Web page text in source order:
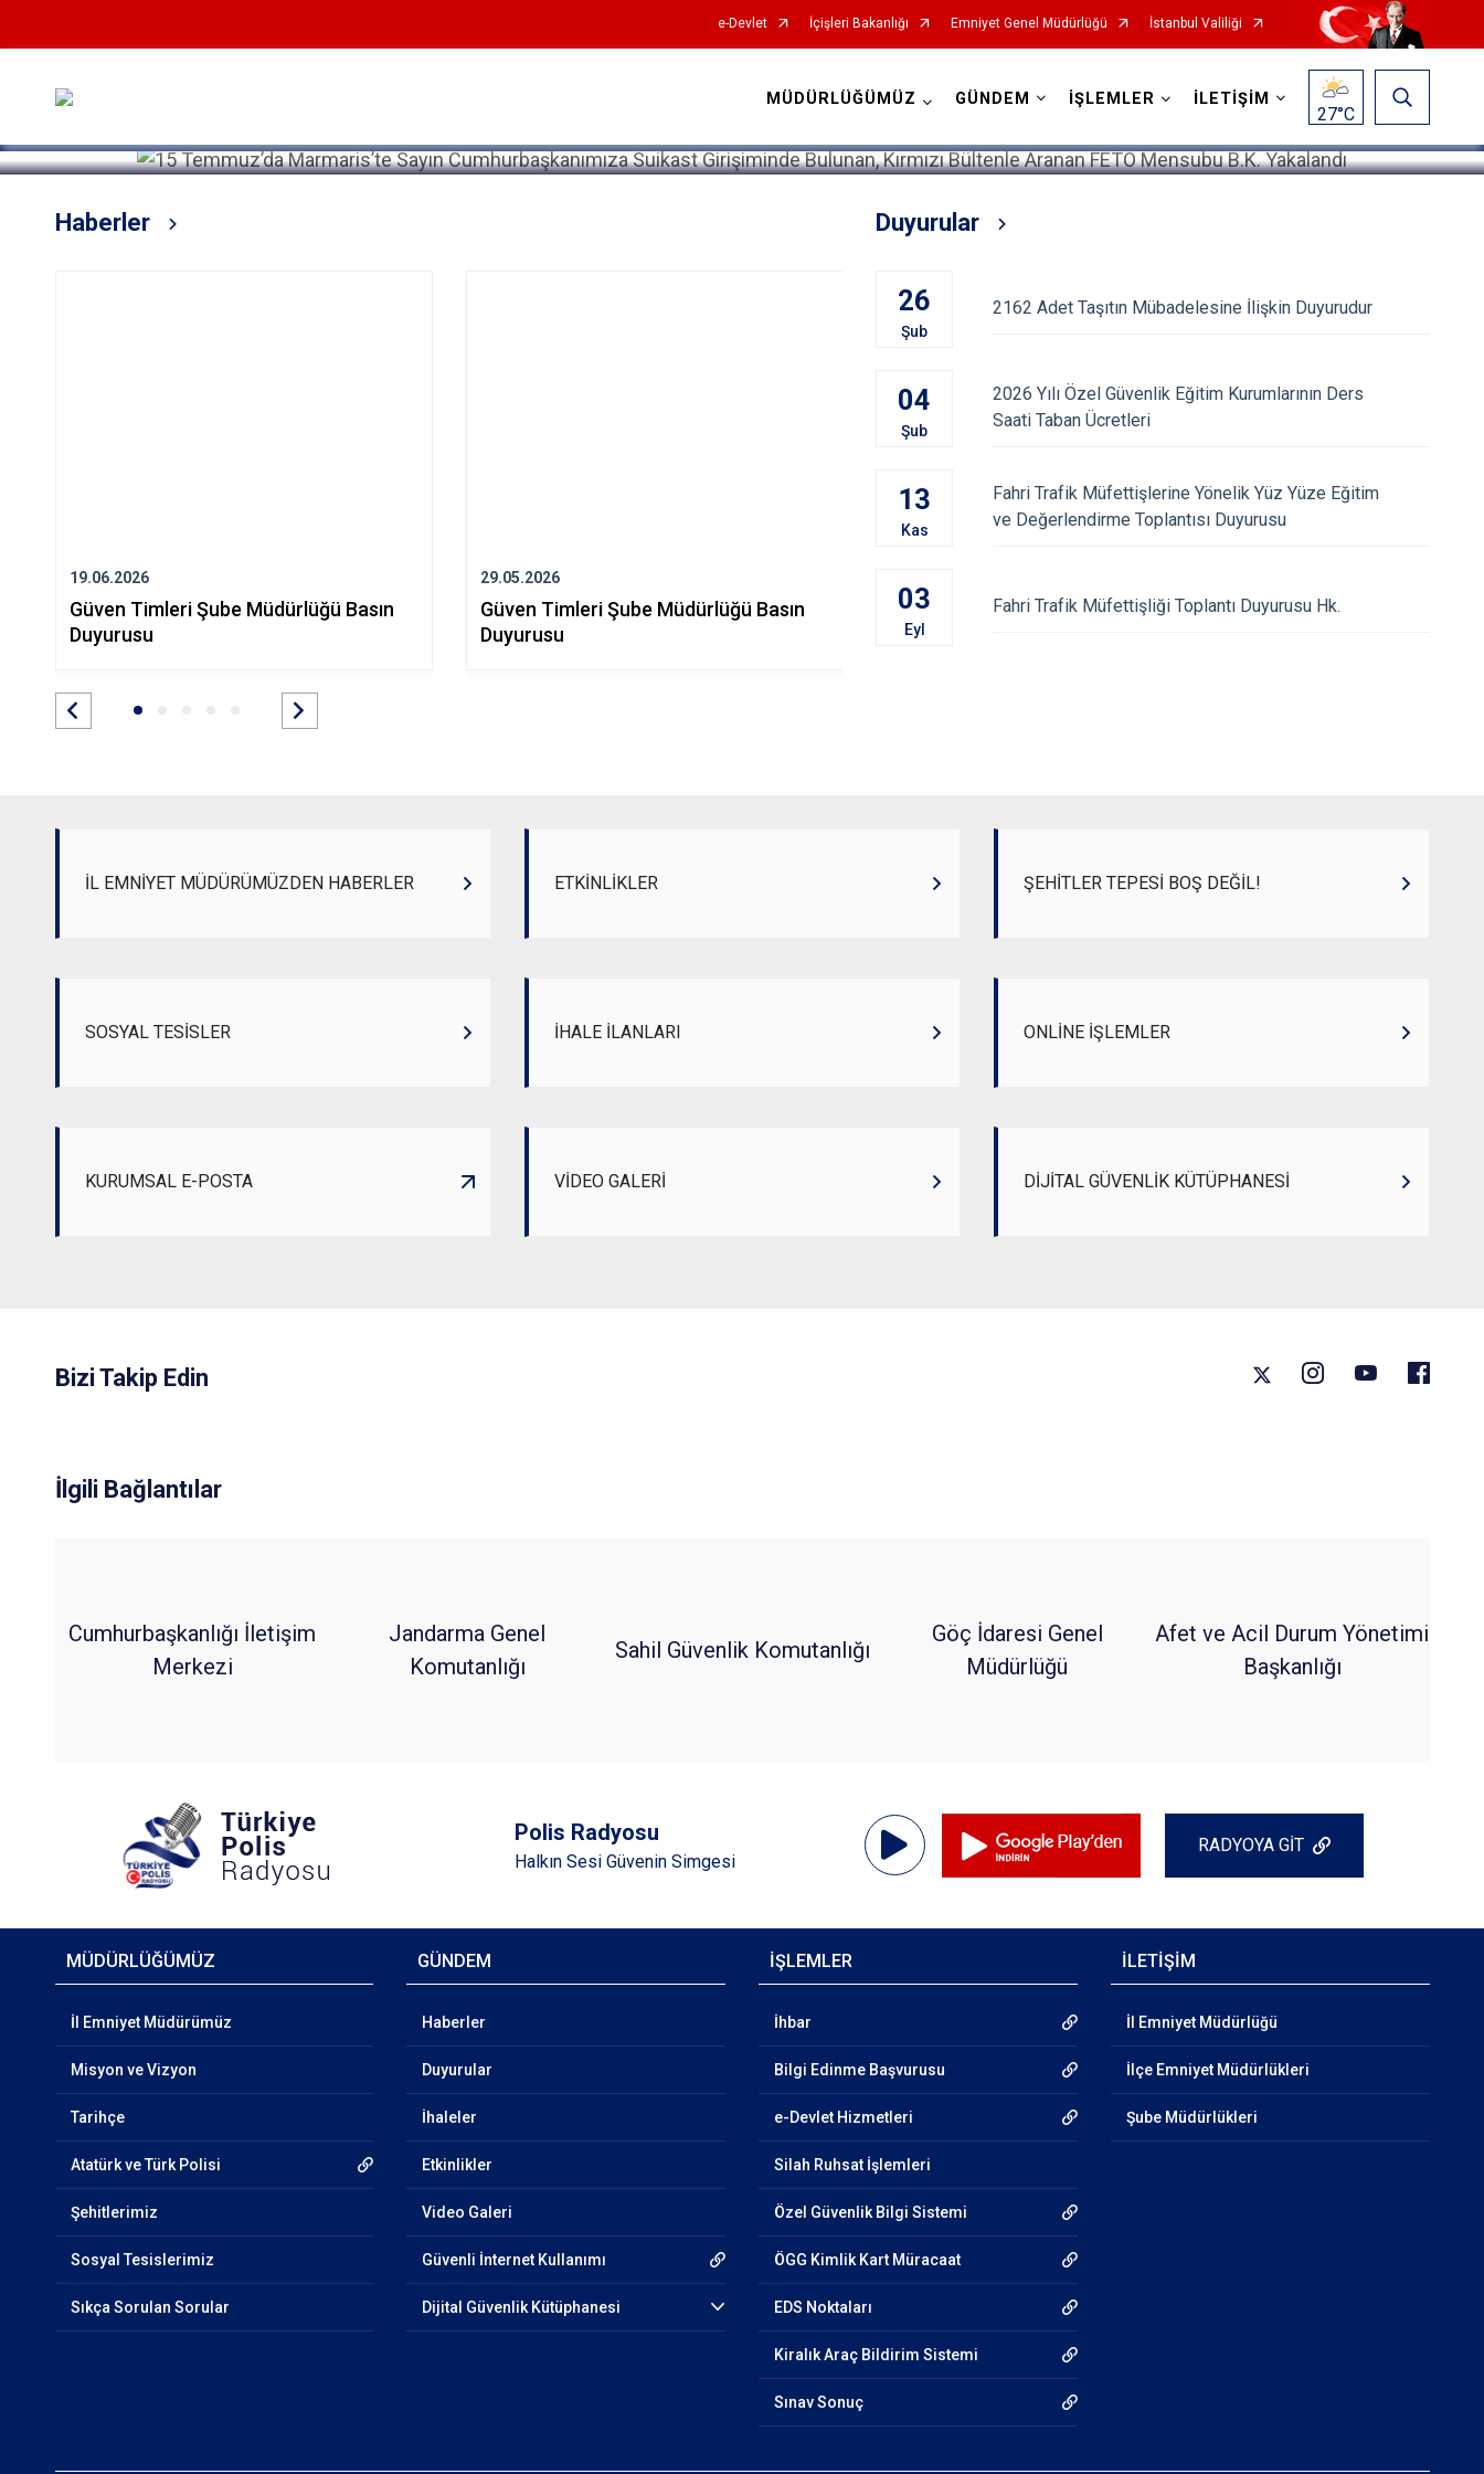
e-Devlet İçişleri Bakanlığı Emniyet Genel Müdürlüğü İstanbul Valiliği
MÜDÜRLÜĞÜMÜZ GÜNDEM İŞLEMLER İLETİŞİM
27°C
Haberler
19.06.2026
Güven Timleri Şube Müdürlüğü Basın
Duyurusu
29.05.2026
Güven Timleri Şube Müdürlüğü Basın
Duyurusu
Güven Timleri Şube Müdürlüğü Basın
Duyurusu
Güven Timleri Şube
Duyurular
26
Şub
2162 Adet Taşıtın Mübadelesine İlişkin Duyurudur
04
Şub
2026 Yılı Özel Güvenlik Eğitim Kurumlarının Ders
Saati Taban Ücretleri
13
Kas
Fahri Trafik Müfettişlerine Yönelik Yüz Yüze Eğitim
ve Değerlendirme Toplantısı Duyurusu
03
Eyl
Fahri Trafik Müfettişliği Toplantı Duyurusu Hk.
İL EMNİYET MÜDÜRÜMÜZDEN HABERLER ETKİNLİKLER ŞEHİTLER TEPESİ BOŞ DEĞİL!
SOSYAL TESİSLER İHALE İLANLARI ONLİNE İŞLEMLER
KURUMSAL E-POSTA VİDEO GALERİ DİJİTAL GÜVENLİK KÜTÜPHANESİ
Bizi Takip Edin
İlgili Bağlantılar
Cumhurbaşkanlığı İletişim
Merkezi
Jandarma Genel
Komutanlığı
Sahil Güvenlik Komutanlığı
Göç İdaresi Genel
Müdürlüğü
Afet ve Acil Durum Yönetimi
Başkanlığı
Polis Radyosu
Halkın Sesi Güvenin Simgesi
Ses
Oynatıcı
RADYOYA GİT
MÜDÜRLÜĞÜMÜZ
İl Emniyet Müdürümüz
Misyon ve Vizyon
Tarihçe
Atatürk ve Türk Polisi
Şehitlerimiz
Sosyal Tesislerimiz
Sıkça Sorulan Sorular
GÜNDEM
Haberler
Duyurular
İhaleler
Etkinlikler
Video Galeri
Güvenli İnternet Kullanımı
Dijital Güvenlik Kütüphanesi
İŞLEMLER
İhbar
Bilgi Edinme Başvurusu
e-Devlet Hizmetleri
Silah Ruhsat İşlemleri
Özel Güvenlik Bilgi Sistemi
ÖGG Kimlik Kart Müracaat
EDS Noktaları
Kiralık Araç Bildirim Sistemi
Sınav Sonuç
İLETİŞİM
İl Emniyet Müdürlüğü
İlçe Emniyet Müdürlükleri
Şube Müdürlükleri